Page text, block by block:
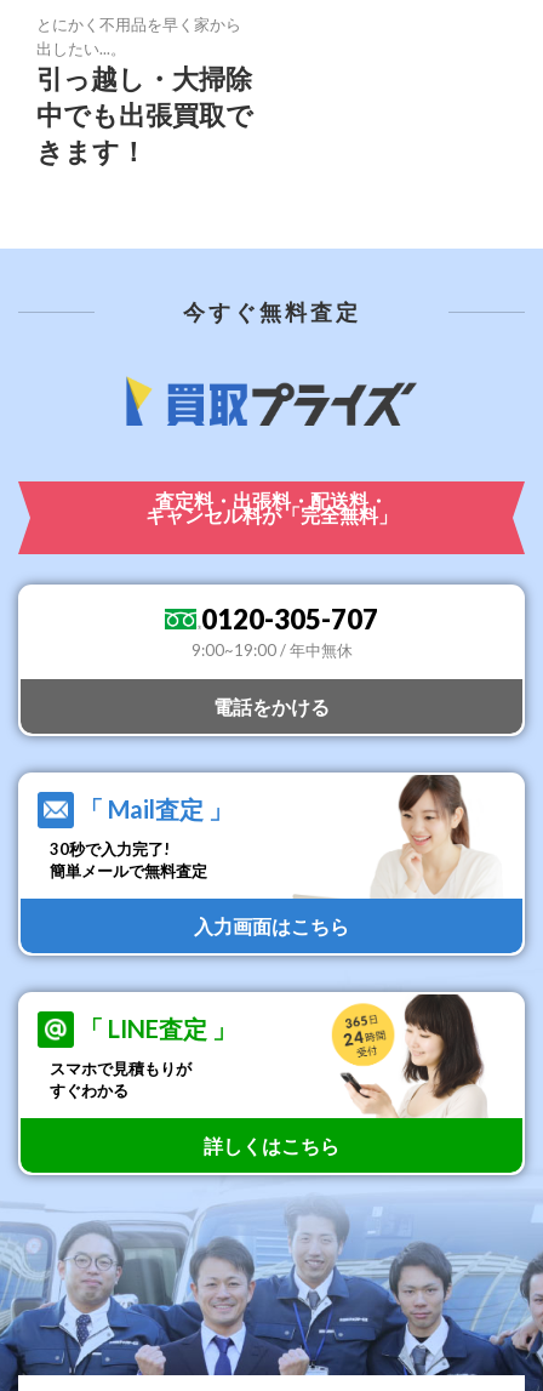
とにかく不用品を早く家から
出したい...。
引っ越し・大掃除
中でも出張買取で
きます！
今すぐ無料査定
査定料・出張料・配送料・
キャンセル料が「完全無料」
0120-305-707
9:00~19:00 / 年中無休
電話をかける
「 Mail査定 」
30秒で入力完了!
簡単メールで無料査定
入力画面はこちら
「 LINE査定 」
スマホで見積もりが
すぐわかる
詳しくはこちら